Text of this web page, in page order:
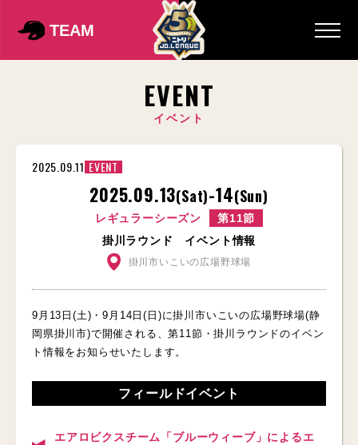
TEAM
EVENT
イベント
2025.09.11 EVENT
2025.09.13(Sat)-14(Sun)
レギュラーシーズン
第11節
掛川ラウンド イベント情報
掛川市いこいの広場野球場
9月13日(土)・9月14日(日)に掛川市いこいの広場野球場(静
岡県掛川市)で開催される、第11節・掛川ラウンドのイベン
ト情報をお知らせいたします。
フィールドイベント
エアロビクスチーム「ブルーウィーブ」によるエ